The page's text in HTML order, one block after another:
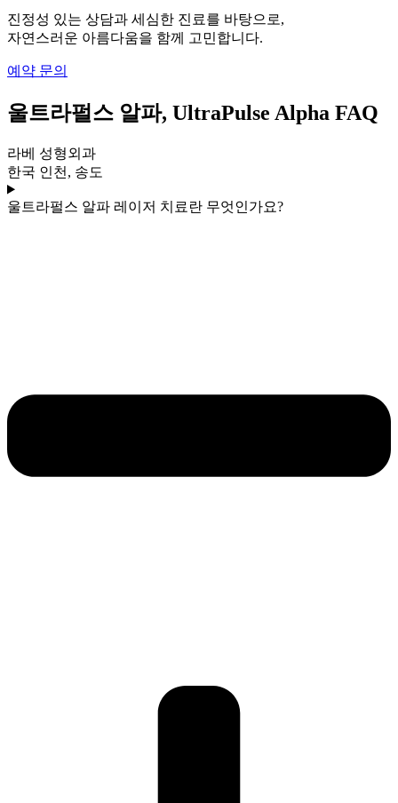
진정성 있는 상담과 세심한 진료를 바탕으로,
자연스러운 아름다움을 함께 고민합니다.
예약 문의
울트라펄스 알파, UltraPulse Alpha FAQ
라베 성형외과
한국 인천, 송도
울트라펄스 알파 레이저 치료란 무엇인가요?